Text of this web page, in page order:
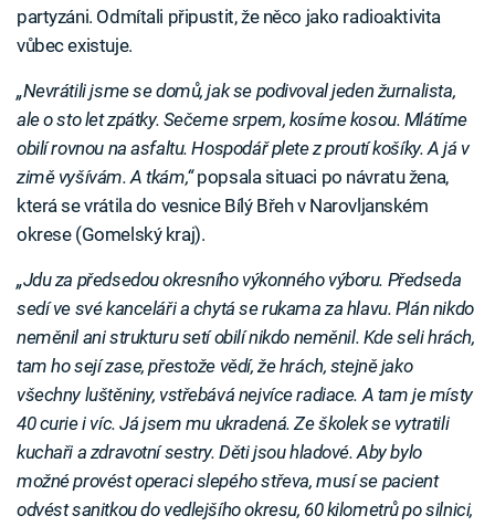
partyzáni. Odmítali připustit, že něco jako radioaktivita
vůbec existuje.
„Nevrátili jsme se domů, jak se podivoval jeden žurnalista,
ale o sto let zpátky. Sečeme srpem, kosíme kosou. Mlátíme
obilí rovnou na asfaltu. Hospodář plete z proutí košíky. A já v
zimě vyšívám. A tkám,“popsala situaci po návratu žena,
která se vrátila do vesnice Bílý Břeh v Narovljanském
okrese (Gomelský kraj).
„Jdu za předsedou okresního výkonného výboru. Předseda
sedí ve své kanceláři a chytá se rukama za hlavu. Plán nikdo
neměnil ani strukturu setí obilí nikdo neměnil. Kde seli hrách,
tam ho sejí zase, přestože vědí, že hrách, stejně jako
všechny luštěniny, vstřebává nejvíce radiace. A tam je místy
40 curie i víc. Já jsem mu ukradená. Ze školek se vytratili
kuchaři a zdravotní sestry. Děti jsou hladové. Aby bylo
možné provést operaci slepého střeva, musí se pacient
odvést sanitkou do vedlejšího okresu, 60 kilometrů po silnici,